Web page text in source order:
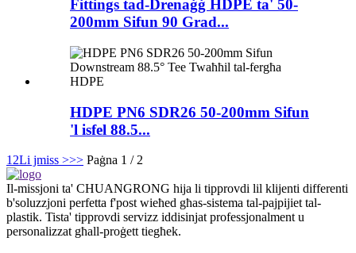
Fittings tad-Drenaġġ HDPE ta' 50-
200mm Sifun 90 Grad...
HDPE PN6 SDR26 50-200mm Sifun
'l isfel 88.5...
12Li jmiss >>> Paġna 1 / 2
Il-missjoni ta' CHUANGRONG hija li tipprovdi lil klijenti differenti
b'soluzzjoni perfetta f'post wieħed għas-sistema tal-pajpijiet tal-
plastik. Tista' tipprovdi servizz iddisinjat professjonalment u
personalizzat għall-proġett tiegħek.